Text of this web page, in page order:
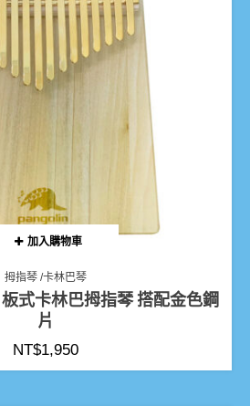
加入購物車
拇指琴 /卡林巴琴
式卡林巴拇指琴 搭配金色鋼
片
NT$1,950